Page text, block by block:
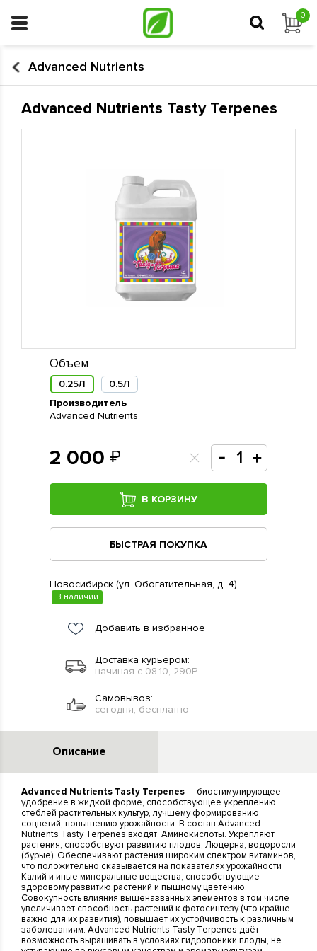
0
Advanced Nutrients
Advanced Nutrients Tasty Terpenes
Объем
0.25Л
0.5Л
Производитель
Advanced Nutrients
2 000
В КОРЗИНУ
БЫСТРАЯ ПОКУПКА
Новосибирск (ул. Обогатительная, д. 4)
В наличии
Добавить в избранное
Доставка курьером:
начиная с 08.10, 290Р
Самовывоз:
сегодня, бесплатно
Описание
Advanced Nutrients Tasty Terpenes— биостимулирующее
удобрение в жидкой форме, способствующее укреплению
стеблей растительных культур, лучшему формированию
соцветий, повышению урожайности. В состав Advanced
Nutrients Tasty Terpenes входят: Аминокислоты. Укрепляют
растения, способствуют развитию плодов; Люцерна, водоросли
(бурые). Обеспечивают растения широким спектром витаминов,
что положительно сказывается на показателях урожайности
Калий и иные минеральные вещества, способствующие
здоровому развитию растений и пышному цветению.
Совокупность влияния вышеназванных элементов в том числе
увеличивает способность растений к фотосинтезу (что крайне
важно для их развития), повышает их устойчивость к различным
заболеваниям. Advanced Nutrients Tasty Terpenes даёт
возможность выращивать в условиях гидропоники плоды, не